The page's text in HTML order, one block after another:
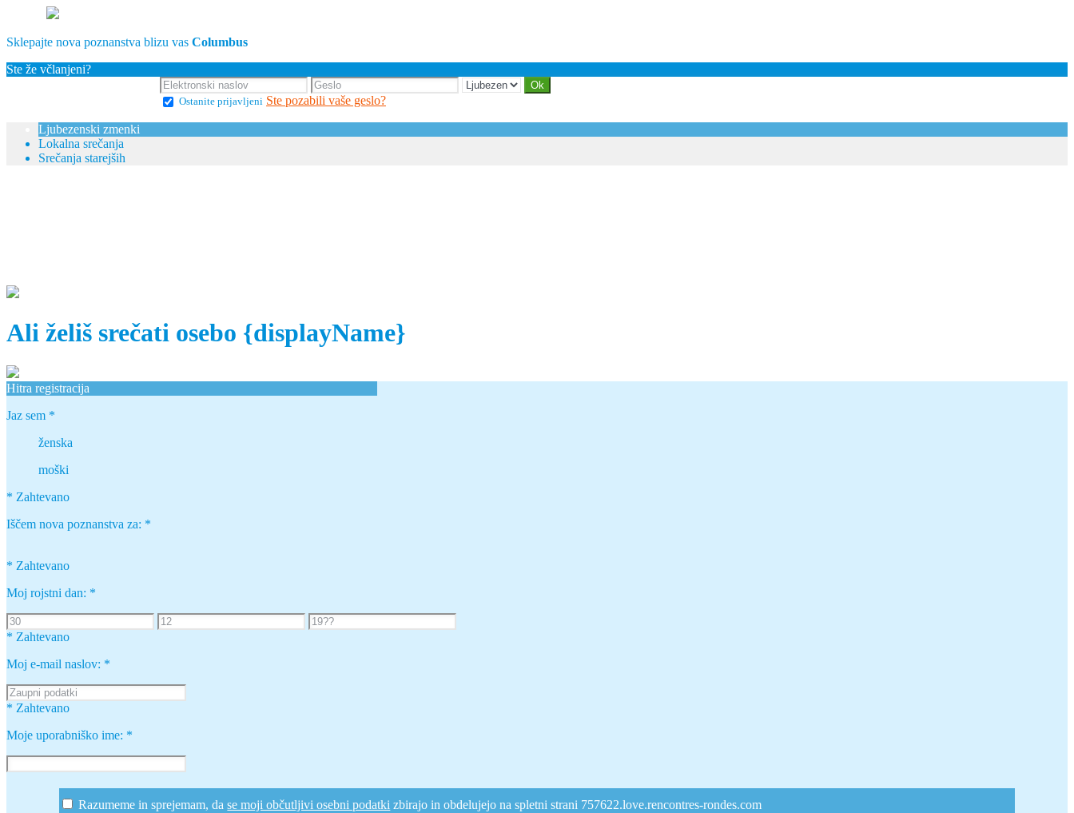
Sklepajte nova poznanstva blizu vas Columbus
Ste že včlanjeni?
Ostanite prijavljeni Ste pozabili vaše geslo?
Ljubezenski zmenki
Lokalna srečanja
Srečanja starejših
Ali želiš srečati osebo {displayName}
Hitra registracija
Jaz sem *
ženska
moški
* Zahtevano
Iščem nova poznanstva za: *
* Zahtevano
Moj rojstni dan: *
* Zahtevano
Moj e-mail naslov: *
* Zahtevano
Moje uporabniško ime: *
Razumeme in sprejemam, dase moji občutljivi osebni podatki zbirajo in obdelujejo na spletni strani 757622.love.rencontres-rondes.com